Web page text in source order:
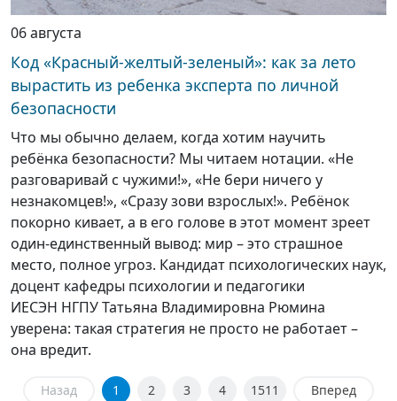
06 августа
Код «Красный-желтый-зеленый»: как за лето
вырастить из ребенка эксперта по личной
безопасности
Что мы обычно делаем, когда хотим научить
ребёнка безопасности? Мы читаем нотации. «Не
разговаривай с чужими!», «Не бери ничего у
незнакомцев!», «Сразу зови взрослых!». Ребёнок
покорно кивает, а в его голове в этот момент зреет
один-единственный вывод: мир – это страшное
место, полное угроз. Кандидат психологических наук,
доцент кафедры психологии и педагогики
ИЕСЭН НГПУ Татьяна Владимировна Рюмина
уверена: такая стратегия не просто не работает –
она вредит.
Назад 1 2 3 4 1511 Вперед